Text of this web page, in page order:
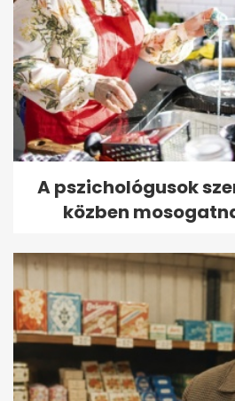
A pszichológusok
közben